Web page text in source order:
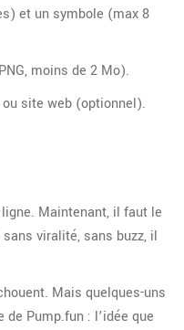
et un symbole (max 8
moins de 2 Mo).
site web (optionnel).
Maintenant, il faut le
viralité, sans buzz, il
Mais quelques-uns
Pump.fun : l’idée que